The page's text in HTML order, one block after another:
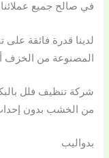
في صالح جميع عملائنا
لدينا قدرة فائقة
المصنوعة من الخزف
شركة تنظيف فلل
من الخشب بدون
بدواليب